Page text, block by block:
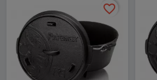
favorite_border
favorite_border